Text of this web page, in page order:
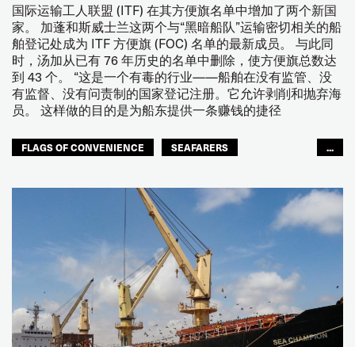
国际运输工人联盟 (ITF) 在其方便旗名单中增加了两个新国
家。 加蓬和斯威士兰这两个与“黑暗船队”运输密切相关的船
舶登记处成为 ITF 方便旗 (FOC) 名单的最新成员。 与此同
时，汤加从已有 76 年历史的名单中删除，使方便旗总数达
到 43 个。 “这是一个有毒的行业——船舶在没有监管、没
有监督、没有问责制的国家登记注册。它允许剥削和抛弃海
员。 这样做的目的是为船东提供一条赚钱的捷径
FLAGS OF CONVENIENCE
SEAFARERS
GLOBAL
...